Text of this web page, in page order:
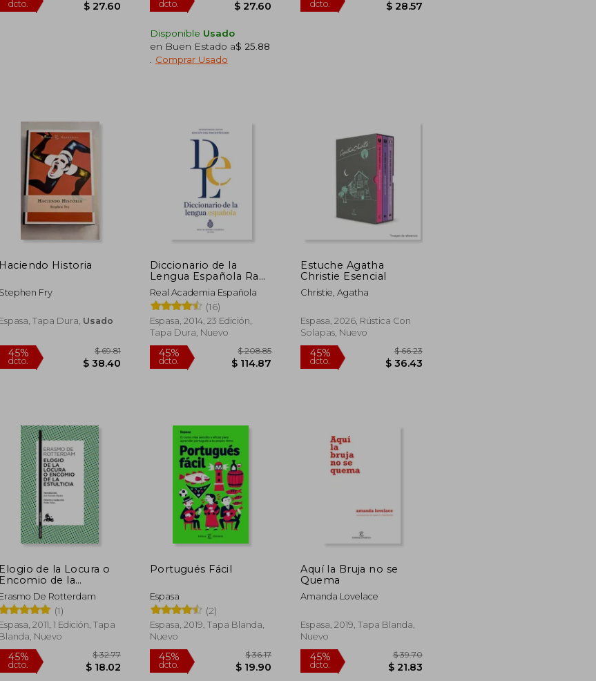
45%
dcto.
45%
dcto.
$ 50.18
Disponible Usado
en Buen Estado a$ 25.88
Comprar Usado
45%
Haciendo Historia
Stephen Fry
Espasa, Tapa Dura, Usado
45%
dcto. $ 38.40
Diccionario de la
Lengua Española Rae
23a. Edición
Real Academia Española
(16)
Espasa, 2014, 23 Edición,
Tapa Dura, Nuevo
$ 208.85
$ 114.87
Estuche Agatha
Christie Esencial
Christie, Agatha
Espasa, 2026, Rústica Con
Solapas, Nuevo
Elogio de la Locura o
Encomio de la
Estulticia
Erasmo De Rotterdam
(1)
Espasa, 2011, 1 Edición, Tapa
Blanda, Nuevo
Portugués Fácil
Espasa
(2)
Espasa, 2019, Tapa Blanda,
Nuevo
Aquí la Bruja no se
Quema
Amanda Lovelace
Espasa, 2019, Tapa Blanda,
Nuevo